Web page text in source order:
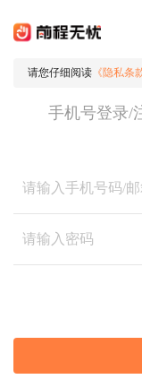
请您仔细阅读 《隐私条
手机号登录/